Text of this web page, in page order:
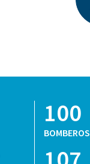
100
BOMBEROS